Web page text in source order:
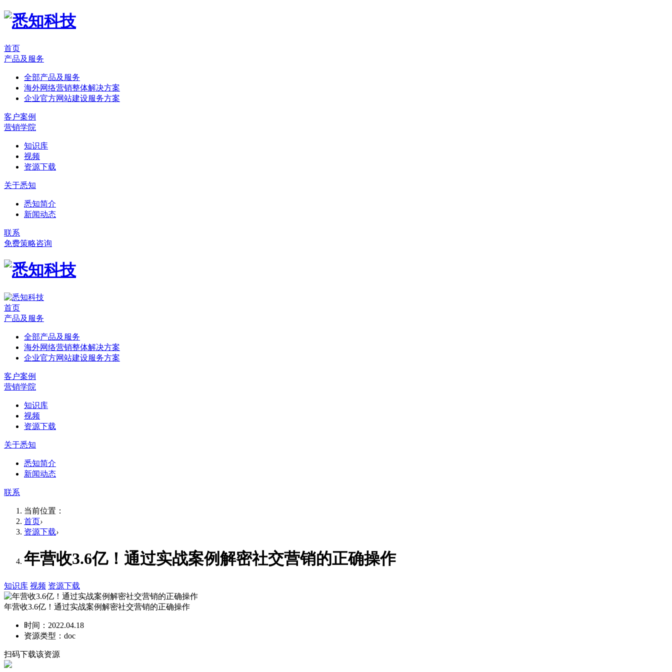
首页
产品及服务
全部产品及服务
海外网络营销整体解决方案
企业官方网站建设服务方案
客户案例
营销学院
知识库
视频
资源下载
关于悉知
悉知简介
新闻动态
联系
免费策略咨询
首页
产品及服务
全部产品及服务
海外网络营销整体解决方案
企业官方网站建设服务方案
客户案例
营销学院
知识库
视频
资源下载
关于悉知
悉知简介
新闻动态
联系
当前位置：
首页›
资源下载›
年营收3.6亿！通过实战案例解密社交营销的正确操作
知识库 视频 资源下载
年营收3.6亿！通过实战案例解密社交营销的正确操作
时间：2022.04.18
资源类型：doc
扫码下载该资源